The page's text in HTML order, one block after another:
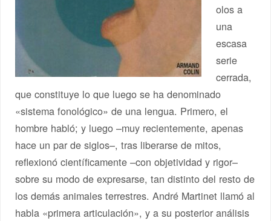
olos a
una
escasa
serie
cerrada,
que constituye lo que luego se ha denominado
«sistema fonológico» de una lengua. Primero, el
hombre habló; y luego –muy recientemente, apenas
hace un par de siglos–, tras liberarse de mitos,
reflexionó científicamente –con objetividad y rigor–
sobre su modo de expresarse, tan distinto del resto de
los demás animales terrestres. André Martinet llamó al
habla «primera articulación», y a su posterior análisis